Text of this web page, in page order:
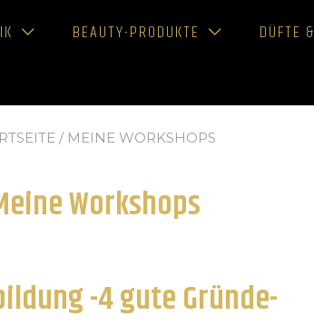
BEAUTY-PRODUKTE DÜFTE
/ MEINE WORKSHOPS
Workshops
-4 gute Gründe-